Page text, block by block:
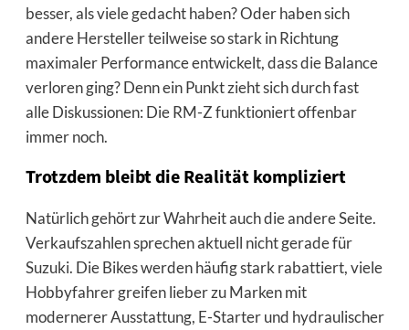
besser, als viele gedacht haben? Oder haben sich
andere Hersteller teilweise so stark in Richtung
maximaler Performance entwickelt, dass die Balance
verloren ging? Denn ein Punkt zieht sich durch fast
alle Diskussionen: Die RM-Z funktioniert offenbar
immer noch.
Trotzdem bleibt die Realität kompliziert
Natürlich gehört zur Wahrheit auch die andere Seite.
Verkaufszahlen sprechen aktuell nicht gerade für
Suzuki. Die Bikes werden häufig stark rabattiert, viele
Hobbyfahrer greifen lieber zu Marken mit
modernerer Ausstattung, E-Starter und hydraulischer